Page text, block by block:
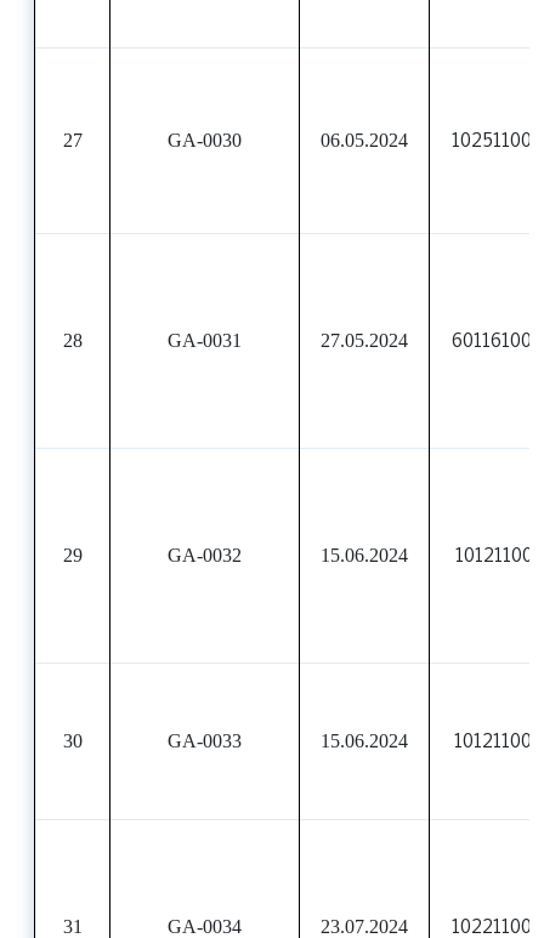
27 GA-0030 06.05.2024
28 GA-0031 27.05.2024
29 GA-0032 15.06.2024
30 GA-0033 15.06.2024
31 GA-0034 23.07.2024